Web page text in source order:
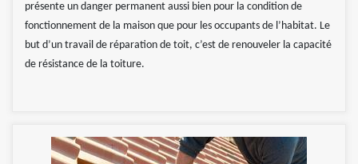
présente un danger permanent aussi bien pour la condition de
fonctionnement de la maison que pour les occupants de l’habitat. Le
but d’un travail de réparation de toit, c’est de renouveler la capacité
de résistance de la toiture.